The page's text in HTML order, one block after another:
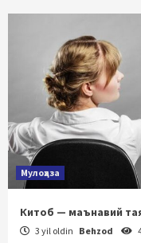
Мулоҳаза
Китоб — маънавий
3 yil oldin Behzod